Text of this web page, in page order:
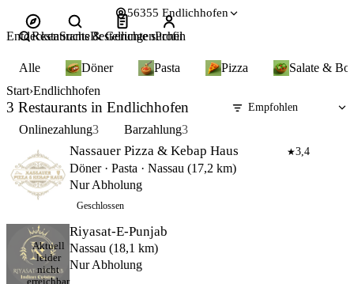
56355 Endlichhofen
Restaurants & Gerichte suchen
Alle Döner Pasta Pizza
Salate &
Start Endlichhofen
3 Restaurants in Endlichhofen
Onlinezahlung3 Barzahlung3
Nassauer Pizza & Kebap Haus ★3,4
Döner · Pasta · Nassau (17,2 km)
Nur Abholung
Geschlossen
Riyasat-E-Punjab
Nassau (18,1 km)
Nur Abholung
Aktuell
leider
nicht
erreichbar
EntdeckenSucheBestellungenProfil